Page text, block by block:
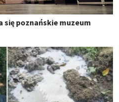
poznańskie muzeum